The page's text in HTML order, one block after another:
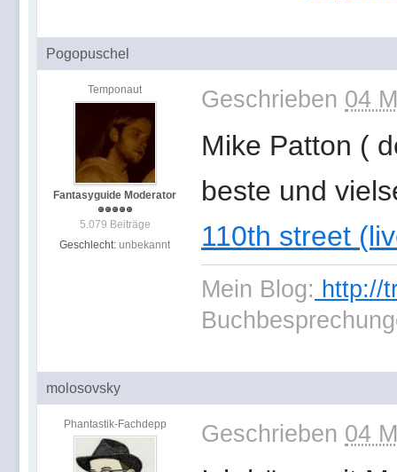
Pogopuschel
Temponaut
Fantasyguide Moderator
5.079 Beiträge
Geschlecht: unbekannt
Geschrieben 04
Mike Patton (
beste und
110th street
Mein Blog: http://
molosovsky
Phantastik-Fachdepp Geschrieben 04